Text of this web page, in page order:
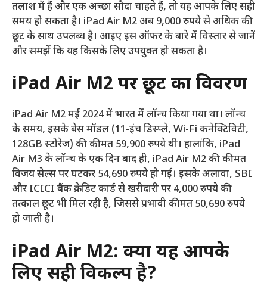
तलाश में हैं और एक अच्छा सौदा चाहते हैं, तो यह आपके लिए सही
समय हो सकता है। iPad Air M2 अब 9,000 रुपये से अधिक की
छूट के साथ उपलब्ध है। आइए इस ऑफर के बारे में विस्तार से जानें
और समझें कि यह किसके लिए उपयुक्त हो सकता है।
iPad Air M2 पर छूट का विवरण
iPad Air M2 मई 2024 में भारत में लॉन्च किया गया था। लॉन्च
के समय, इसके बेस मॉडल (11-इंच डिस्प्ले, Wi-Fi कनेक्टिविटी,
128GB स्टोरेज) की कीमत 59,900 रुपये थी। हालांकि, iPad
Air M3 के लॉन्च के एक दिन बाद ही, iPad Air M2 की कीमत
विजय सेल्स पर घटकर 54,690 रुपये हो गई। इसके अलावा, SBI
और ICICI बैंक क्रेडिट कार्ड से खरीदारी पर 4,000 रुपये की
तत्काल छूट भी मिल रही है, जिससे प्रभावी कीमत 50,690 रुपये
हो जाती है।
iPad Air M2: क्या यह आपके
लिए सही विकल्प है?